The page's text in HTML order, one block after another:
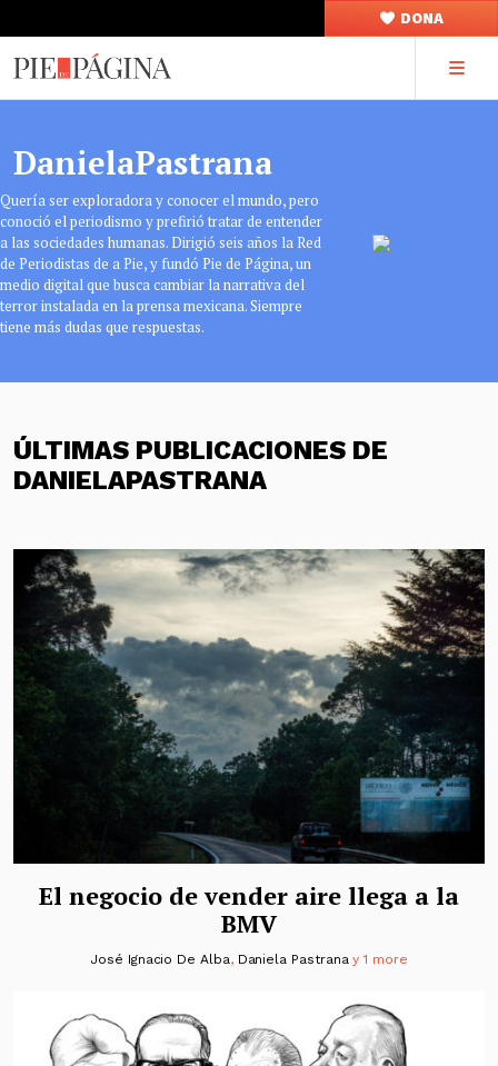
DONA
DanielaPastrana
Quería ser exploradora y conocer el mundo, pero
conoció el periodismo y prefirió tratar de entender
a las sociedades humanas. Dirigió seis años la Red
de Periodistas de a Pie, y fundó Pie de Página, un
medio digital que busca cambiar la narrativa del
terror instalada en la prensa mexicana. Siempre
tiene más dudas que respuestas.
ÚLTIMAS PUBLICACIONES DE
DANIELAPASTRANA
El negocio de vender aire llega a la
BMV
José Ignacio De Alba, Daniela Pastrana y 1 more